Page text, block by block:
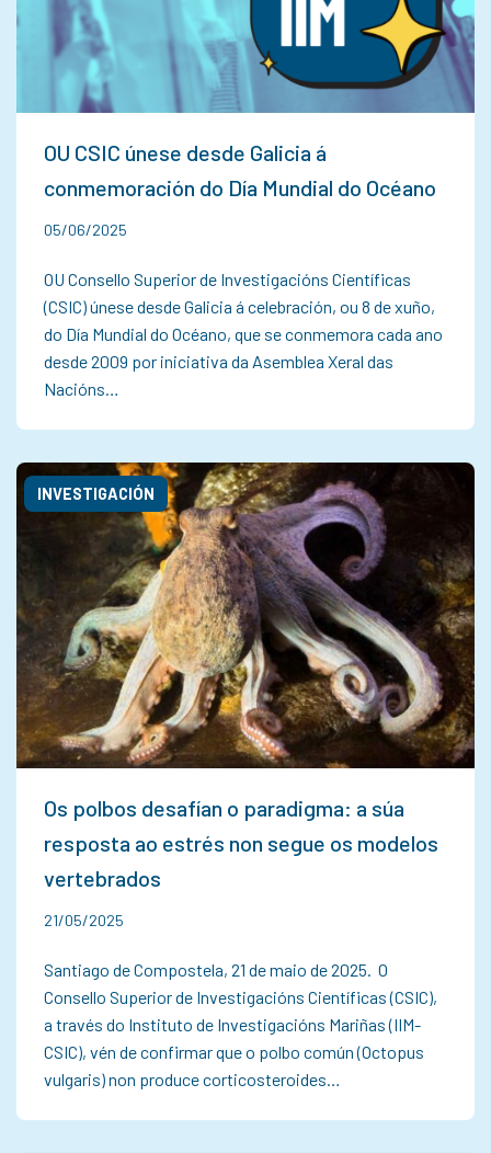
OU CSIC únese desde Galicia á
conmemoración do Día Mundial do Océano
05/06/2025
OU Consello Superior de Investigacións Científicas
(CSIC) únese desde Galicia á celebración, ou 8 de xuño,
do Día Mundial do Océano, que se conmemora cada ano
desde 2009 por iniciativa da Asemblea Xeral das
Nacións…
Os polbos desafían o paradigma: a súa
resposta ao estrés non segue os modelos
vertebrados
INVESTIGACIÓN
21/05/2025
Santiago de Compostela, 21 de maio de 2025. O
Consello Superior de Investigacións Científicas (CSIC),
a través do Instituto de Investigacións Mariñas (IIM-
CSIC), vén de confirmar que o polbo común (Octopus
vulgaris) non produce corticosteroides…